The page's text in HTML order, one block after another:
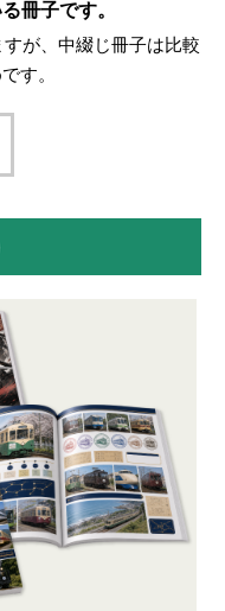
冊子です。
が、中綴じ冊子は比較
す。